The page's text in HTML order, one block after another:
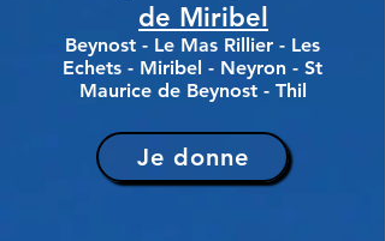
de Miribel
Beynost - Le Mas Rillier - Les
Echets - Miribel - Neyron - St
Maurice de Beynost - Thil
Je donne